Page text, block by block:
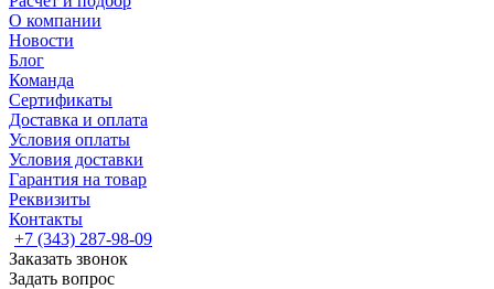
О компании
Новости
Блог
Команда
Сертификаты
Доставка и оплата
Условия оплаты
Условия доставки
Гарантия на товар
Реквизиты
Контакты
+7 (343) 287-98-09
Заказать звонок
Задать вопрос